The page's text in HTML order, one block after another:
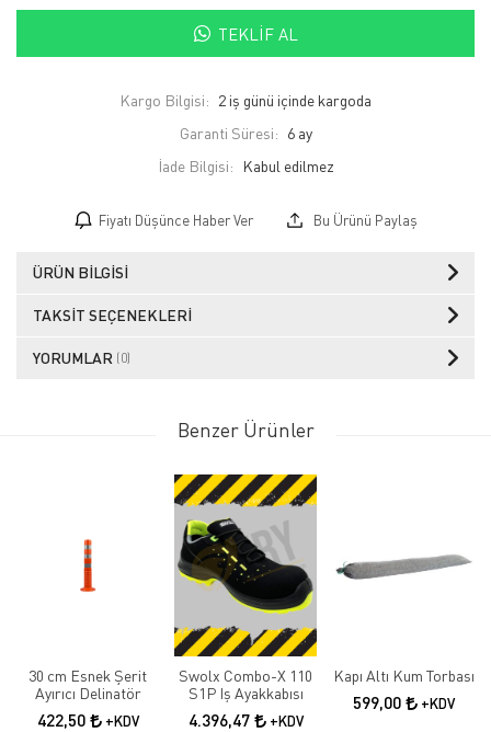
TEKLIF AL
Kargo Bilgisi: 2 iş günü içinde kargoda
Garanti Süresi: 6 ay
İade Bilgisi:
Fiyatı Düşünce Haber Ver Bu Ürünü Paylaş
ÜRÜN BILGISI
TAKSIT SEÇENEKLERI
YORUMLAR (0)
Benzer Ürünler
30 cm Esnek Şerit
Ayırıcı Delinatör
422,50 +KDV
Swolx Combo-X 110
S1P Iş Ayakkabısı
4.396,47 +KDV
Kapı Altı Kum Torbası
599,00 +KDV